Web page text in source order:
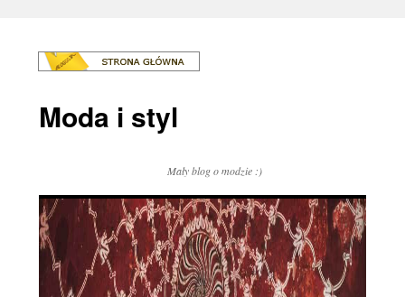
Moda i styl
Mały blog o modzie :)